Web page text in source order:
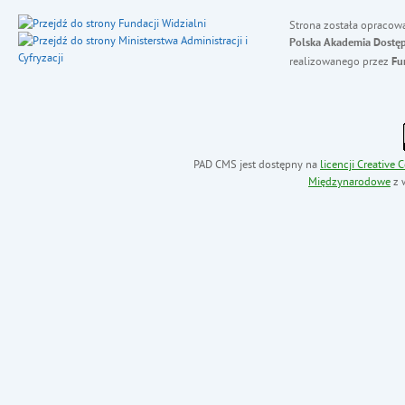
Strona została
Polska Akademia
realizowanego przez
PAD CMS jest dostępny na licencji Creative
Międzynarodowe z